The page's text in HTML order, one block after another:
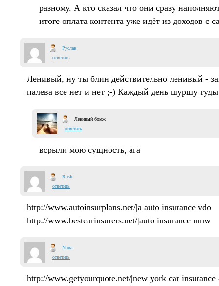
разному. А кто сказал что они сразу
итоге оплата контента уже идёт из доходов с
Руслан
ответить
Ленивый, ну ты блин действительно ленивый -
палева все нет и нет ;-) Каждый день шуршу
Ленивый бомж
ответить
всрыли мою сущность, ага
Rosie
ответить
http://www.autoinsurplans.net/|a auto insurance vdo
http://www.bestcarinsurers.net/|auto insurance mnw
Nona
ответить
http://www.getyourquote.net/|new york car insurance